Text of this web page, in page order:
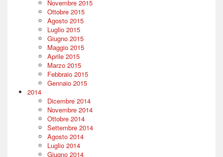
Novembre 2015
Ottobre 2015
Agosto 2015
Luglio 2015
Giugno 2015
Maggio 2015
Aprile 2015
Marzo 2015
Febbraio 2015
Gennaio 2015
2014
Dicembre 2014
Novembre 2014
Ottobre 2014
Settembre 2014
Agosto 2014
Luglio 2014
Giugno 2014